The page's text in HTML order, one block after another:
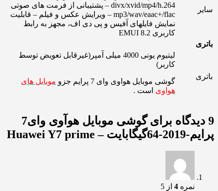
سایر
divx/xvid/mp4/h.264 – پشتیبانی از فرمت های صوتی
mp3/wav/eaac+/flac – ویرایش عکس و فیلم – قابلیت
نمایش فایلهای آفیس و پی دی اف، مجهز به رابط
کاربری EMUI 8.2
باتری
باتری
لیتیوم یونی 4000 میلی آمپر(غیرقابل تعویض توسط
کاربر)
گوشی موبایل هواوی وای 7 پرایم جزو
موبایل های
هواوی است .
9 دیدگاه برای
گوشی موبایل هوآوی وای7
پرایم-2019-64گیگابایت – Huawei Y7 prime
نمره 4 از 5